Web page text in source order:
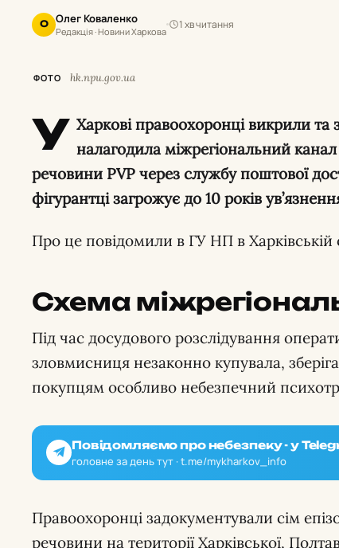
О Олег Коваленко
Редакція · Новини Харкова
1 хв читання
ФОТО hk.npu.gov.ua
У Харкові правоохоронці викрили та
налагодила міжрегіональний
речовини PVP через службу поштової
фігурантці загрожує до 10 років
Про це повідомили в ГУ НП в Харківській
Схема
Під час досудового розслідування
зловмисниця незаконно купувала,
покупцям особливо небезпечний
Повідомляємо про небезпеку - у
головне за день тут · t.me/mykharkov_info
Правоохоронці задокументували сім
речовини на території Харківської,